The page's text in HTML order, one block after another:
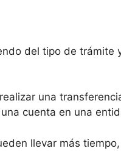
del tipo de trámite
una
cuenta en una
llevar más